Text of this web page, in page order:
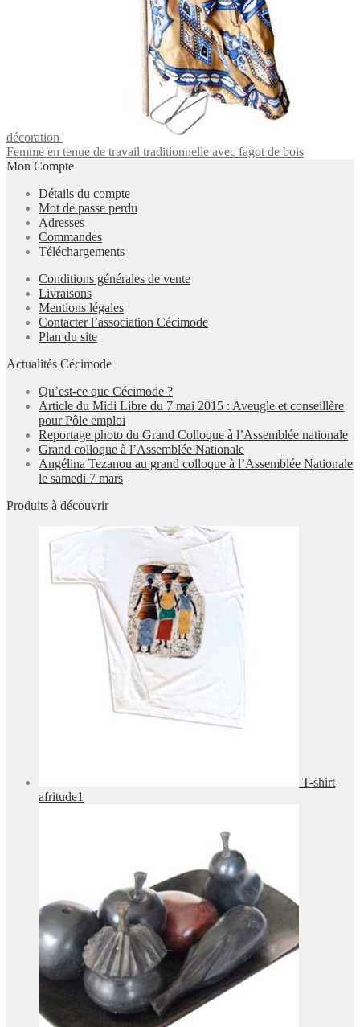
décoration
Femme en tenue de travail traditionnelle avec fagot de bois
Mon Compte
Détails du compte
Mot de passe perdu
Adresses
Commandes
Téléchargements
Conditions générales de vente
Livraisons
Mentions légales
Contacter l’association Cécimode
Plan du site
Actualités Cécimode
Qu’est-ce que Cécimode ?
Article du Midi Libre du 7 mai 2015 : Aveugle et conseillère
pour Pôle emploi
Reportage photo du Grand Colloque à l’Assemblée nationale
Grand colloque à l’Assemblée Nationale
Angélina Tezanou au grand colloque à l’Assemblée Nationale
le samedi 7 mars
Produits à découvrir
T-shirt
afritude1